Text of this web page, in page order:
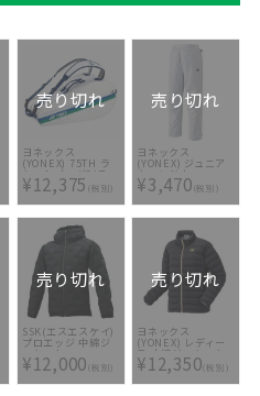
売り切れ
ヨネックス
(YONEX) 75TH ラ
ケットバッグ6(テニ
ス6本用)
BAG02RAE-011
¥12,375 (税別)
売り切れ
ヨネックス
(YONEX) ジュニア
ウィンドウォーマー
パンツ 80069J 011
¥3,470(税別)
売り切れ
SSK(エスエスケイ)
プロエッジ 中綿ジ
ャケット
EBWP22101
¥12,000(税別)
売り切れ
ヨネックス
(YONEX) レディー
ス 中綿ジャケット
98054-007
¥12,350(税別)